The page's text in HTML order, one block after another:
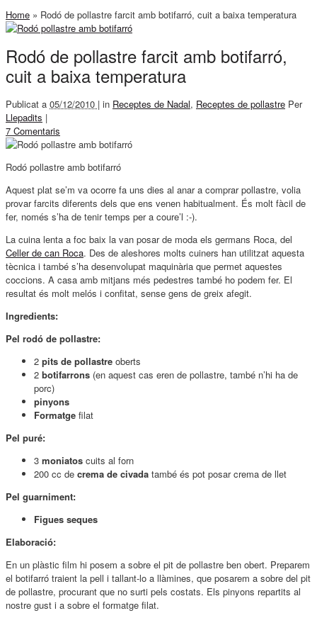
Home » Rodó de pollastre farcit amb botifarró, cuit a baixa temperatura
Rodó de pollastre farcit amb botifarró,
cuit a baixa temperatura
Publicat a 05/12/2010 | in Receptes de Nadal, Receptes de pollastre Per
Llepadits |
7 Comentaris
Rodó pollastre amb botifarró
Aquest plat se’m va ocorre fa uns dies al anar a comprar pollastre, volia
provar farcits diferents dels que ens venen habitualment. És molt fàcil de
fer, només s’ha de tenir temps per a coure’l :-).
La cuina lenta a foc baix la van posar de moda els germans Roca, del
Celler de can Roca. Des de aleshores molts cuiners han utilitzat aquesta
tècnica i també s’ha desenvolupat maquinària que permet aquestes
coccions. A casa amb mitjans més pedestres també ho podem fer. El
resultat és molt melós i confitat, sense gens de greix afegit.
Ingredients:
Pel rodó de pollastre:
2 pits de pollastre oberts
2 botifarrons (en aquest cas eren de pollastre, també n’hi ha de
porc)
pinyons
Formatge filat
Pel puré:
3 moniatos cuits al forn
200 cc de crema de civada també és pot posar crema de llet
Pel guarniment:
Figues seques
Elaboració:
En un plàstic film hi posem a sobre el pit de pollastre ben obert. Preparem
el botifarró traient la pell i tallant-lo a llàmines, que posarem a sobre del pit
de pollastre, procurant que no surti pels costats. Els pinyons repartits al
nostre gust i a sobre el formatge filat.